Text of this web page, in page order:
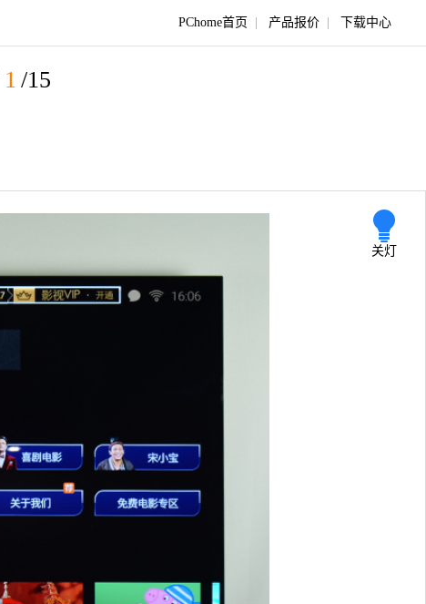
PChome首页 产品报价 下载中心
1 /15
关灯